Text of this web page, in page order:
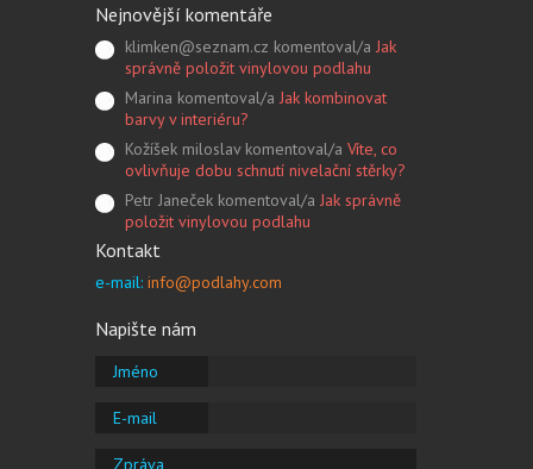
Nejnovější komentáře
klimken@seznam.cz komentoval/a Jak
správně položit vinylovou podlahu
Marina komentoval/a Jak kombinovat
barvy v interiéru?
Kožíšek miloslav komentoval/a Víte, co
ovlivňuje dobu schnutí nivelační stěrky?
Petr Janeček komentoval/a Jak správně
položit vinylovou podlahu
Kontakt
e-mail: info@podlahy.com
Napište nám
Jméno
E-mail
Zpráva